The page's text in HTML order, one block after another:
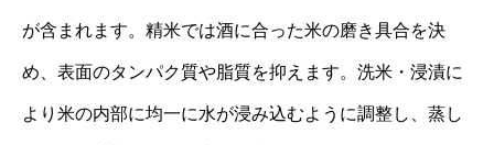
が含まれます。精米では酒に合った米の磨き具合を決
め、表面のタンパク質や脂質を抑えます。洗米・浸漬に
より米の内部に均一に水が浸み込むように調整し、蒸し